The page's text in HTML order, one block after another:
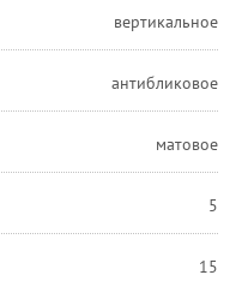
вертикальное
антибликовое
матовое
5
15